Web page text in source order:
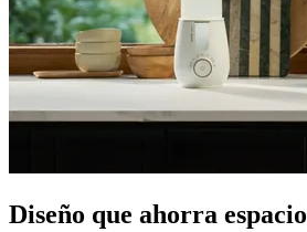
Diseño que ahorra espacio